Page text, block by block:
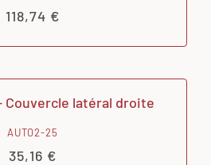
118,74 €
Couvercle latéral droite
AUTO2-25
35,16 €